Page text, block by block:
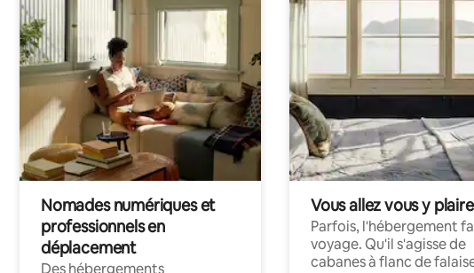
Nomades numériques et
professionnels en
déplacement
Des hébergements
Vous allez vous y plaire
Parfois, l'hébergement
voyage. Qu'il s'agisse de
cabanes à flanc de